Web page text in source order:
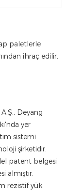
paletlerle
ihraç edilir.
Deyang
yer
sistemi
şirketidir.
patent belgesi
almıştır.
rezistif yük